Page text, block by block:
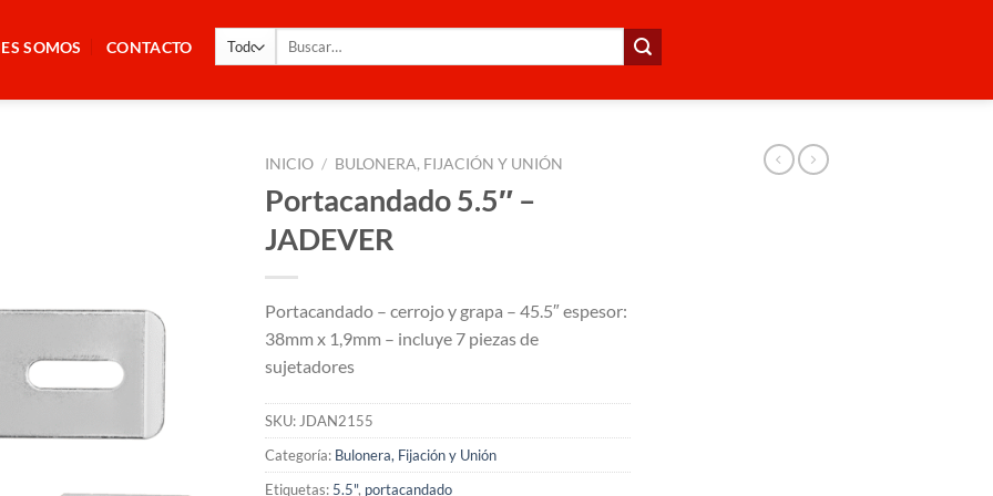
SOMOS CONTACTO
Buscar
INICIO / BULONERA, FIJACIÓN Y UNIÓN
Portacandado 5.5″ –
JADEVER
Portacandado – cerrojo y grapa – 45.5″ espesor:
38mm x 1,9mm – incluye 7 piezas de
sujetadores
SKU: JDAN2155
Categoría: Bulonera, Fijación y Unión
Etiquetas: 5.5", portacandado